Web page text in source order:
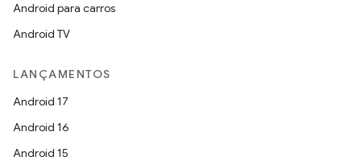
Android para carros
Android TV
LANÇAMENTOS
Android 17
Android 16
Android 15